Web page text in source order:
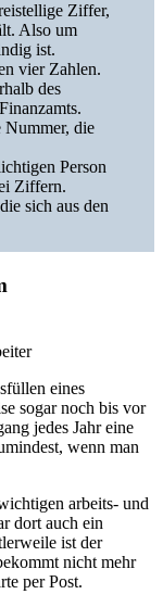
Ziffer,
Also um
ist.
vier Zahlen.
des
Nummer, die
Person
Ziffern.
sich aus den
eines
sogar noch bis vor
jedes Jahr eine
wenn man
arbeits- und
dort auch ein
ist der
nicht mehr
per Post.